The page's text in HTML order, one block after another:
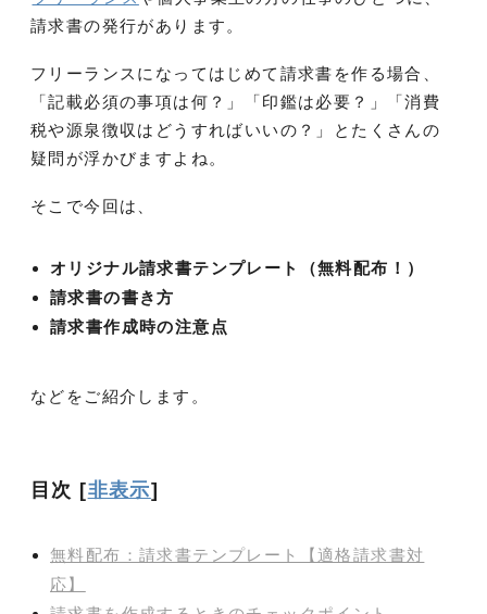
請求書の発行があります。
フリーランスになってはじめて請求書を作る場合、
「記載必須の事項は何？」「印鑑は必要？」「消費
税や源泉徴収はどうすればいいの？」とたくさんの
疑問が浮かびますよね。
そこで今回は、
オリジナル請求書テンプレート（無料配布！）
請求書の書き方
請求書作成時の注意点
などをご紹介します。
目次 [非表示]
無料配布：請求書テンプレート【適格請求書対
応】